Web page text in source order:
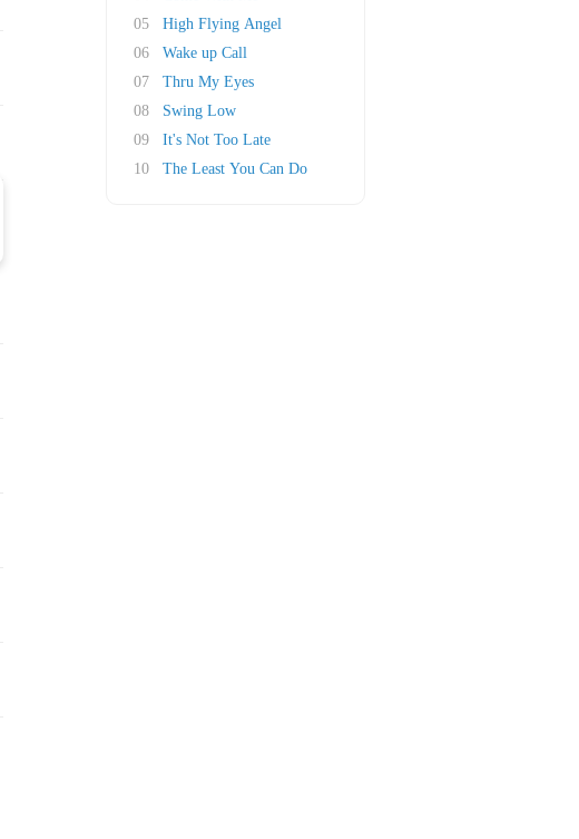
05
High Flying Angel
06
Wake up Call
07
Thru My Eyes
08
Swing Low
09
It's Not Too Late
10
The Least You Can Do